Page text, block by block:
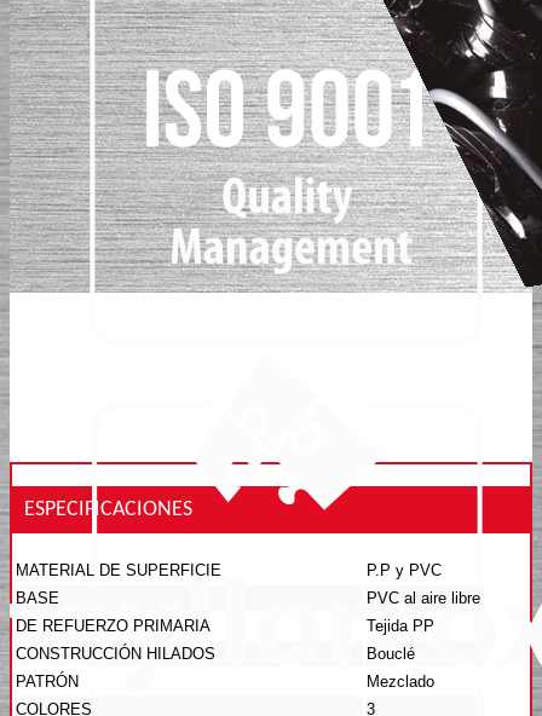
ESPECIFICACIONES
MATERIAL DE SUPERFICIE
P.P y PVC
BASE
PVC al aire libre
DE REFUERZO PRIMARIA
Tejida PP
CONSTRUCCIÓN HILADOS
Bouclé
PATRÓN
Mezclado
COLORES
3